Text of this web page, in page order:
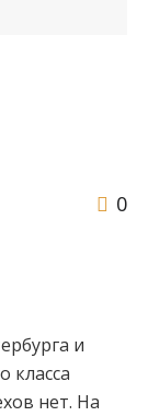
0
и
класса
нет. На